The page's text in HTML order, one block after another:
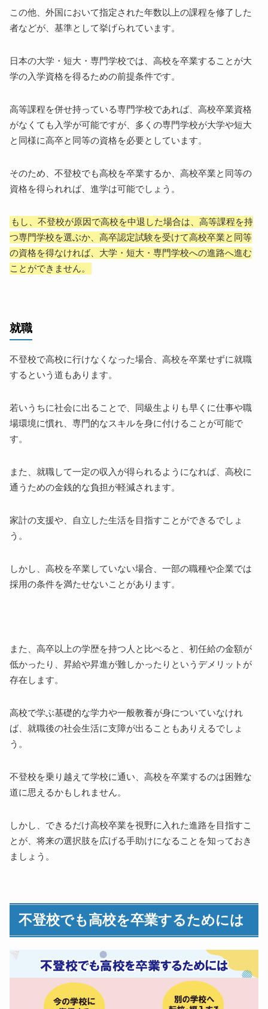
この他、外国において指定された年数以上の課程を修了した
者などが、基準として挙げられています。
日本の大学・短大・専門学校では、高校を卒業することが大
学の入学資格を得るための前提条件です。
高等課程を併せ持っている専門学校であれば、高校卒業資格
がなくても入学が可能ですが、多くの専門学校が大学や短大
と同様に高卒と同等の資格を必要としています。
そのため、不登校でも高校を卒業するか、高校卒業と同等の
資格を得られれば、進学は可能でしょう。
もし、不登校が原因で高校を中退した場合は、高等課程を持
つ専門学校を選ぶか、高卒認定試験を受けて高校卒業と同等
の資格を得なければ、大学・短大・専門学校への進路へ進む
ことができません。
就職
不登校で高校に行けなくなった場合、高校を卒業せずに就職
するという道もあります。
若いうちに社会に出ることで、同級生よりも早くに仕事や職
場環境に慣れ、専門的なスキルを身に付けることが可能で
す。
また、就職して一定の収入が得られるようになれば、高校に
通うための金銭的な負担が軽減されます。
家計の支援や、自立した生活を目指すことができるでしょ
う。
しかし、高校を卒業していない場合、一部の職種や企業では
採用の条件を満たせないことがあります。
また、高卒以上の学歴を持つ人と比べると、初任給の金額が
低かったり、昇給や昇進が難しかったりというデメリットが
存在します。
高校で学ぶ基礎的な学力や一般教養が身についていなけれ
ば、就職後の社会生活に支障が出ることもありえるでしょ
う。
不登校を乗り越えて学校に通い、高校を卒業するのは困難な
道に思えるかもしれません。
しかし、できるだけ高校卒業を視野に入れた進路を目指すこ
とが、将来の選択肢を広げる手助けになることを知っておき
ましょう。
不登校でも高校を卒業するためには